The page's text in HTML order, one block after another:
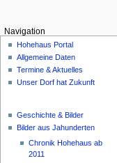
Navigation
Hohehaus Portal
Allgemeine Daten
Termine & Aktuelles
Unser Dorf hat Zukunft
Geschichte & Bilder
Bilder aus Jahunderten
Chronik Hohehaus ab
2011